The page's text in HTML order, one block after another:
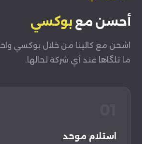
أحسن مع بوكسي
اشحن مع كالينا من خلال بوكسي
ما تلگاها عند أي شركة لحالها.
استلام موحد